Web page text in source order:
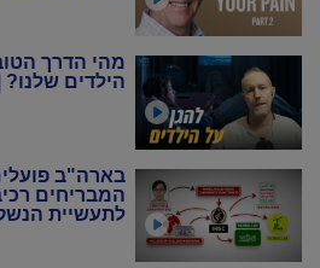
מהי הדרך
הילדים
המבריחים
לתעשיית